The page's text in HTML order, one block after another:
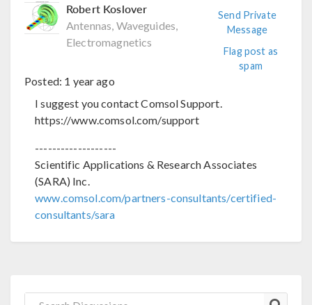
Robert Koslover
Antennas, Waveguides,
Electromagnetics
Send Private
Message
Flag post as
spam
Posted: 1 year ago
I suggest you contact Comsol Support.
https://www.comsol.com/support
-------------------
Scientific Applications & Research Associates
(SARA) Inc.
www.comsol.com/partners-consultants/certified-
consultants/sara